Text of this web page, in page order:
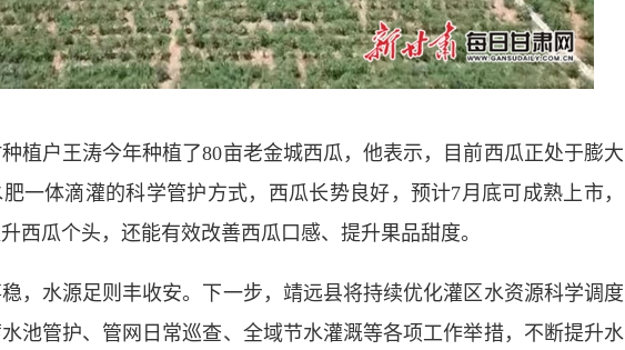
户王涛今年种植了80亩老金城西瓜，他表示，目前西瓜正处于膨大
一体滴灌的科学管护方式，西瓜长势良好，预计7月底可成熟上市，
西瓜个头，还能有效改善西瓜口感、提升果品甜度。
水源足则丰收安。下一步，靖远县将持续优化灌区水资源科学调度
池管护、管网日常巡查、全域节水灌溉等各项工作举措，不断提升水